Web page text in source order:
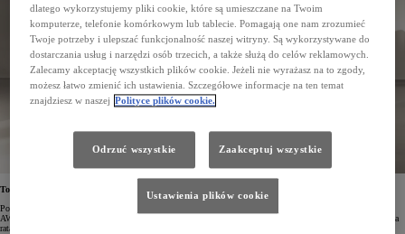
Toyota RAV4 Comfort od 181 600 zł
Podstawowa wersja Toyoty RAV4 – Comfort – z napędem na przód kosztuje od 181 600 zł, a z napędem
AWD-i – od 190 900 zł. Ceny te uwzględniają Ekobonus 7,3%. W Leasingu KINTO One dla firm miesięczna
rata wynosi 1528 zł netto*.
dlatego wykorzystujemy pliki cookie, które są umieszczane na Twoim
komputerze, telefonie komórkowym lub tablecie. Pomagają one nam zrozumieć
Twoje potrzeby i ulepszać funkcjonalność naszej witryny. Są wykorzystywane do
dostarczania usług i narzędzi osób trzecich, a także służą do celów reklamowych.
Zalecamy akceptację wszystkich plików cookie. Jeżeli nie wyrażasz na to zgody,
możesz łatwo zmienić ich ustawienia. Szczegółowe informacje na ten temat
znajdziesz w naszej Polityce plików cookie.
Odrzuć wszystkie Zaakceptuj wszystkie
Ustawienia plików cookie